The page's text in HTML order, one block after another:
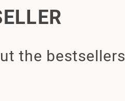
the bestsellers